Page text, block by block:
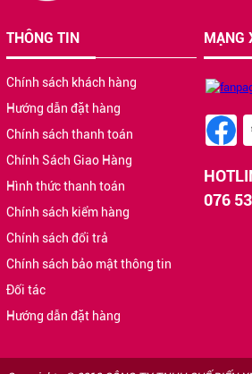
THÔNG TIN
Chính sách khách hàng
Hướng dẫn đặt hàng
Chính sách thanh toán
Chính Sách Giao Hàng
Hình thức thanh toán
Chính sách kiểm hàng
Chính sách đổi trả
Chính sách bảo mật thông tin
Đối tác
Hướng dẫn đặt hàng
MẠNG
076